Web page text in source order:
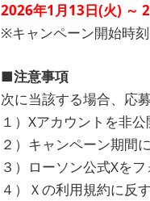
2026年1月13日(火) ～
※キャンペーン開始時
■注意事項
次に当該する場合、応
１）Xアカウントを非
２）キャンペーン期間
３）ローソン公式Xを
４）Ｘの利用規約に反